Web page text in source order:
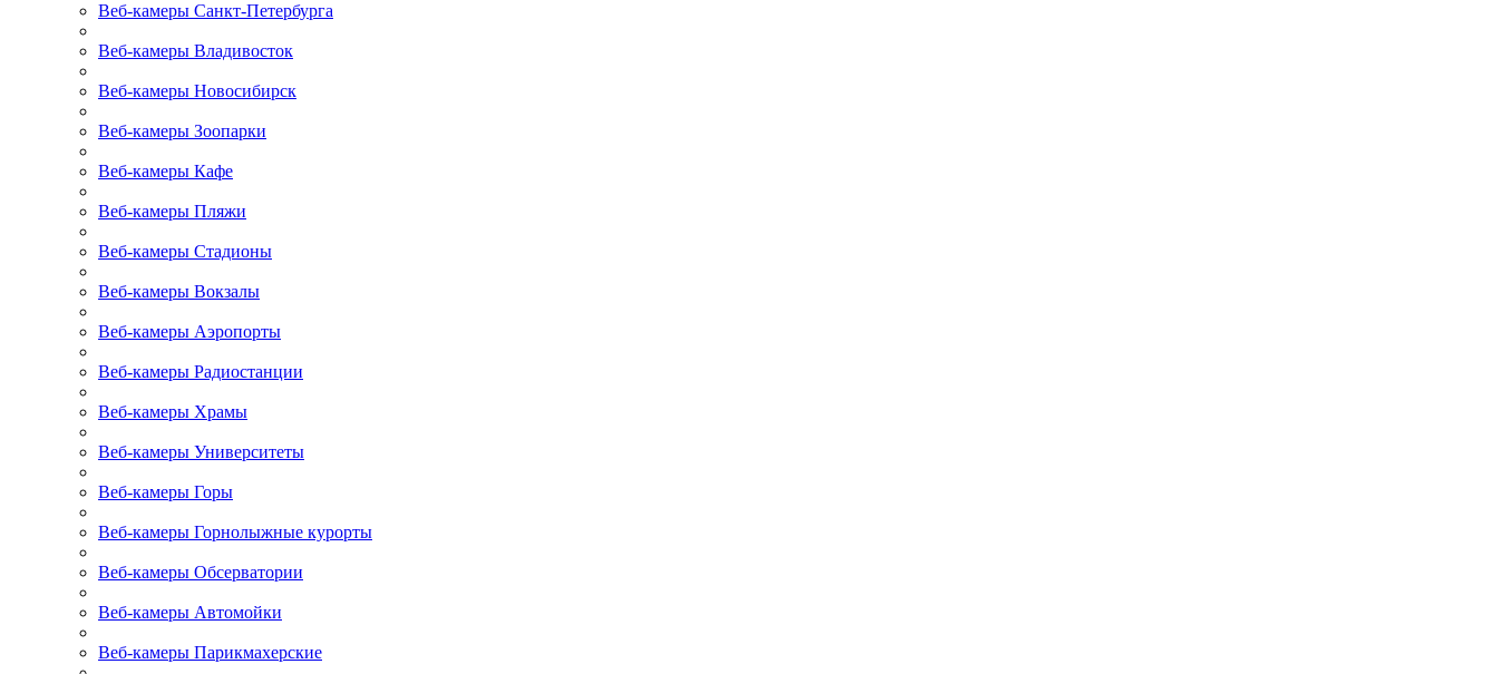
Веб-камеры Санкт-Петербурга
Веб-камеры Владивосток
Веб-камеры Новосибирск
Веб-камеры Зоопарки
Веб-камеры Кафе
Веб-камеры Пляжи
Веб-камеры Стадионы
Веб-камеры Вокзалы
Веб-камеры Аэропорты
Веб-камеры Радиостанции
Веб-камеры Храмы
Веб-камеры Университеты
Веб-камеры Горы
Веб-камеры Горнолыжные курорты
Веб-камеры Обсерватории
Веб-камеры Автомойки
Веб-камеры Парикмахерские